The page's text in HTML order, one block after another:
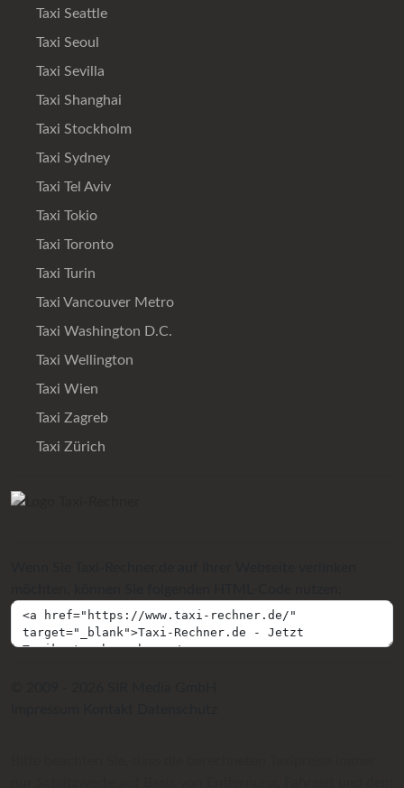
Taxi Seattle
Taxi Seoul
Taxi Sevilla
Taxi Shanghai
Taxi Stockholm
Taxi Sydney
Taxi Tel Aviv
Taxi Tokio
Taxi Toronto
Taxi Turin
Taxi Vancouver Metro
Taxi Washington D.C.
Taxi Wellington
Taxi Wien
Taxi Zagreb
Taxi Zürich